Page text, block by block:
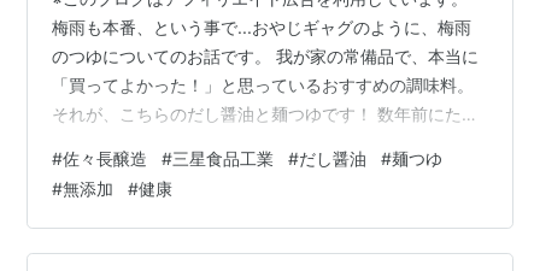
梅雨も本番、という事で...おやじギャグのように、梅雨
のつゆについてのお話です。 我が家の常備品で、本当に
「買ってよかった！」と思っているおすすめの調味料。
それが、こちらのだし醤油と麺つゆです！ 数年前にたま
なり、本当に助けられています。 1. 亀梨和也さんも愛
用！佐々長醸造「老舗の味 つゆ」 まず、写真右端にある
のが、佐々長（ささちょう）醸造さんの老舗の味「つ
ゆ」です。 なんと言っても、原材料名がとってもシンプ
#佐々長醸造 #三星食品工業 #だし醤油 #麺つゆ
#無添加 #健康